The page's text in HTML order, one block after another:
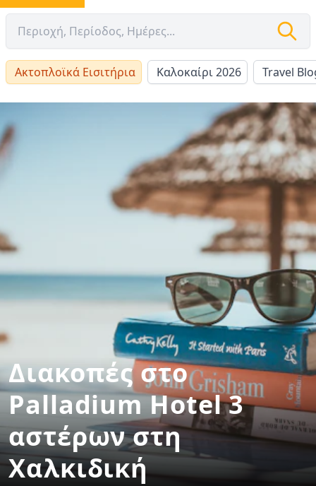
Ακτοπλοϊκά Εισιτήρια Καλοκαίρι 2026 Travel
Διακοπές στο
Palladium Hotel 3
αστέρων στη
Χαλκιδική